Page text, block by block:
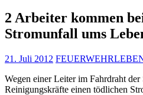
2 Arbeiter kommen
Stromunfall ums
21. Juli 2012
Wegen einer Leiter im Fahrdraht
Reinigungskräfte einen tödlichen